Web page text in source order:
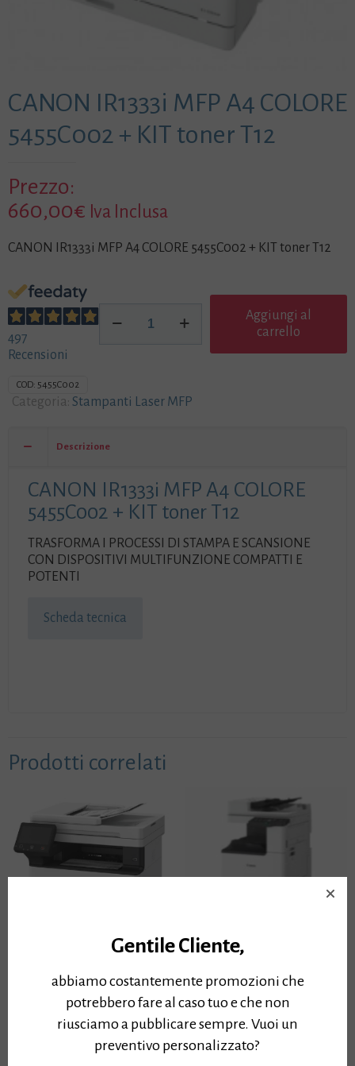
CANON IR1333i MFP A4 COLORE
5455C002 + KIT toner T12
Prezzo:
660,00€ Iva Inclusa
CANON IR1333i MFP A4 COLORE 5455C002 + KIT toner T12
497
Recensioni
IR1333i
5455C002
+
toner
Aggiungi al
carrello
COD: 5455C002
Categoria: Stampanti Laser MFP
Descrizione
CANON IR1333i MFP A4 COLORE
5455C002 + KIT toner T12
TRASFORMA I PROCESSI DI STAMPA E SCANSIONE
CON DISPOSITIVI MULTIFUNZIONE COMPATTI E
POTENTI
Scheda tecnica
Prodotti correlati
CANON IR1440i MFP
A4 B/N 5951C003
CANON IR1440i MFP A4 B/N
5951C003
Prezzo:
CANON IR3326i
5965C005 MFP
COLORI A4/A3 + kit
toner -garanzia 1Y on
Gentile Cliente,
abbiamo costantemente promozioni che
potrebbero fare al caso tuo e che non
riusciamo a pubblicare sempre. Vuoi un
preventivo personalizzato?